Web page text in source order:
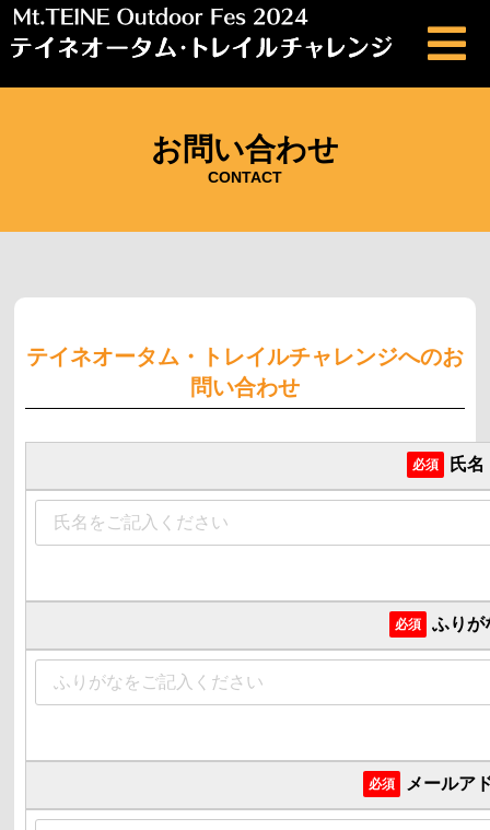
お問い合わせ
CONTACT
テイネオータム・トレイルチャレンジへのお
問い合わせ
必須 氏名
必須 ふりが
必須 メールア